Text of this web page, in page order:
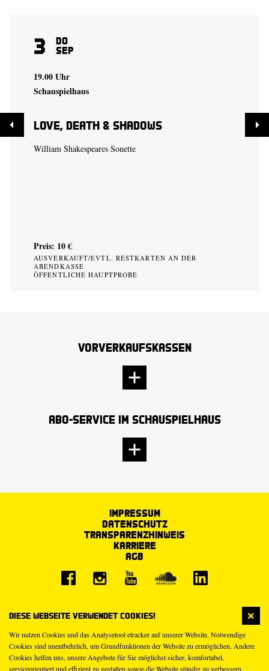
Diese Webseite verwendet Cookies!
Wir nutzen Cookies und das Analysetool etracker auf unserer Website. Notwendige
Cookies sind unentbehrlich, um Grundfunktionen der Website zu ermöglichen. Andere
Cookies helfen uns, unsere Angebote für Sie möglichst sicher, komfortabel,
serviceorientiert und effizient zu gestalten sowie die Website ständig zu verbessern.
3 Do
Sep
19.00 Uhr
Schauspielhaus
Love, Death & Shadows
William Shakespeares Sonette
Preis: 10 €
AUSVERKAUFT/EVTL. RESTKARTEN AN DER
ABENDKASSE
ÖFFENTLICHE HAUPTPROBE
Vorverkaufskassen
Abo-Service im Schauspielhaus
Impressum
Datenschutz
Transparenzhinweis
Karriere
AGB